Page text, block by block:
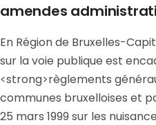
amendes
En Région de Bruxelles-
sur la voie publique est
<strong>règlements
communes bruxelloises et
25 mars 1999 sur les